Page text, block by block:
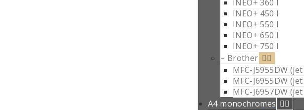
INEO+ 360 I
INEO+ 450 I
INEO+ 550 I
INEO+ 650 I
INEO+ 750 I
– Brother
MFC-J5955DW
MFC-J6955DW
MFC-J6957DW
A4 monochromes